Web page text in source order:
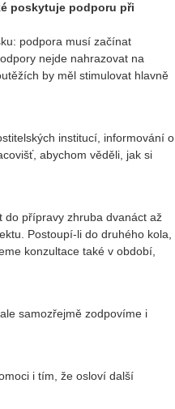
poskytuje podporu při
podpora musí začínat
nejde nahrazovat na
by měl stimulovat hlavně
institucí, informování o
abychom věděli, jak si
do přípravy zhruba dvanáct až
Postoupí-li do druhého kola,
konzultace také v období,
samozřejmě zodpovíme i
i tím, že osloví další